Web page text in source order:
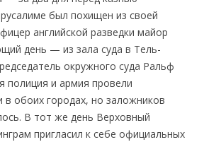
был похищен из своей
английской разведки майор
день — из зала суда в Тель-
окружного суда Ральф
полиция и армия провели
обоих городах, но заложников
В тот же день Верховный
пригласил к себе официальных